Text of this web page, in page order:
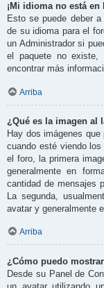
¡Mi idioma no está en
Esto se puede deber
de su idioma para el
un Administrador si
el paquete no existe,
encontrar más
Arriba
¿Qué es la imagen al
Hay dos imágenes
cuando esté viendo
el foro, la primera
generalmente en
cantidad de mensajes
La segunda,
avatar y generalmente
Arriba
¿Cómo puedo
Desde su Panel de